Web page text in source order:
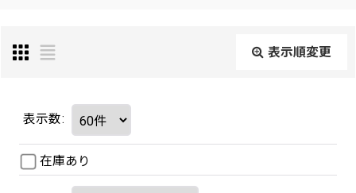
表示順変更
表示数:
在庫あり